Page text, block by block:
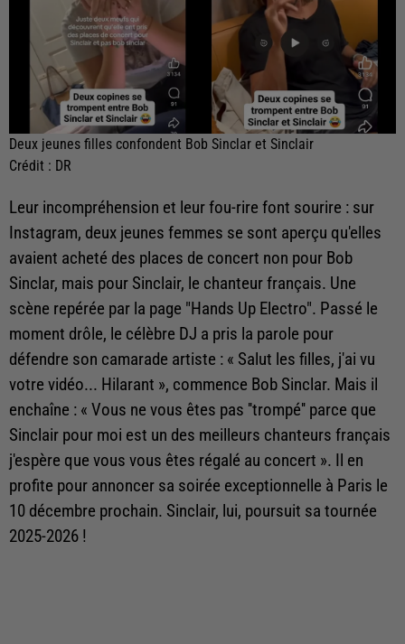
Deux jeunes filles confondent Bob Sinclar et Sinclair
Crédit : DR
Leur incompréhension et leur fou-rire font sourire : sur
Instagram, deux jeunes femmes se sont aperçu qu'elles
avaient acheté des places de concert non pour Bob
Sinclar, mais pour Sinclair, le chanteur français. Une
scène repérée par la page "Hands Up Electro". Passé le
moment drôle, le célèbre DJ a pris la parole pour
défendre son camarade artiste : « Salut les filles, j'ai vu
votre vidéo... Hilarant », commence Bob Sinclar. Mais il
enchaîne : « Vous ne vous êtes pas ''trompé'' parce que
Sinclair pour moi est un des meilleurs chanteurs français
j'espère que vous vous êtes régalé au concert ». Il en
profite pour annoncer sa soirée exceptionnelle à Paris le
10 décembre prochain. Sinclair, lui, poursuit sa tournée
2025-2026 !